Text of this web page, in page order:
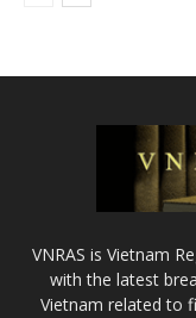
VNRAS is Vietnam
with the latest
Vietnam related to